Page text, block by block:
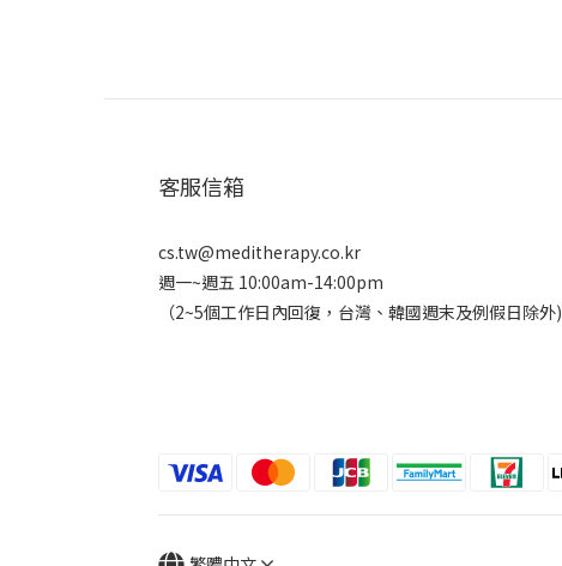
客服信箱
cs.tw@meditherapy.co.kr
週一~週五 10:00am-14:00pm
（2~5個工作日內回復，台灣、韓國週末及例假日除外)